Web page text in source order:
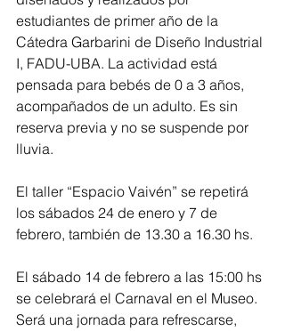
estudiantes de primer año de la
Cátedra Garbarini de Diseño Industrial
I, FADU-UBA. La actividad está
pensada para bebés de 0 a 3 años,
acompañados de un adulto. Es sin
reserva previa y no se suspende por
lluvia.
El taller “Espacio Vaivén” se repetirá
los sábados 24 de enero y 7 de
febrero, también de 13.30 a 16.30 hs.
El sábado 14 de febrero a las 15:00 hs
se celebrará el Carnaval en el Museo.
Será una jornada para refrescarse,